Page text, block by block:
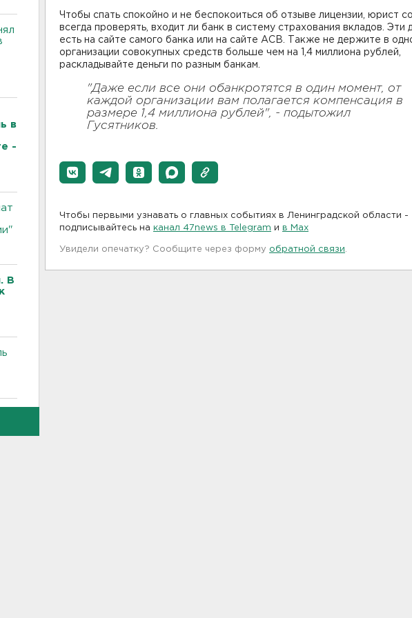
в
-
В
Чтобы спать спокойно и не беспокоиться об отзыве лицензии, юрист
всегда проверять, входит ли банк в систему страхования вкладов. Эти
есть на сайте самого банка или на сайте АСВ. Также не держите в
организации совокупных средств больше чем на 1,4 миллиона рублей,
раскладывайте деньги по разным банкам.
"Даже если все они обанкротятся в один момент, от
каждой организации вам полагается компенсация в
размере 1,4 миллиона рублей", - подытожил
Гусятников.
Чтобы первыми узнавать о главных событиях в Ленинградской области -
подписывайтесь на канал 47news в Telegram и в Maх
Увидели опечатку? Сообщите через форму обратной связи